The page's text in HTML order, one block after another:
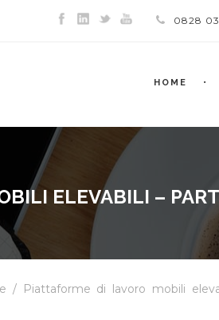
0828
HOME
ELEVABILI –
/ Piattaforme di lavoro mobili